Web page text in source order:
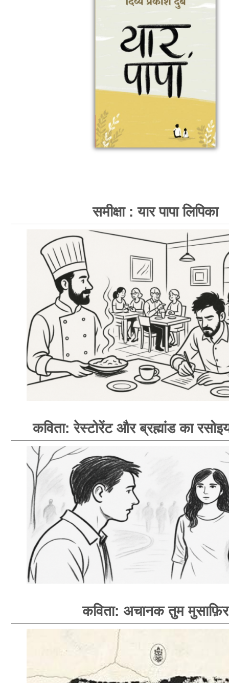
समीक्षा : यार पापा लिपिका
कविता: रेस्टोरेंट और ब्रह्मांड का
कविता: अचानक तुम मुसाफ़िर